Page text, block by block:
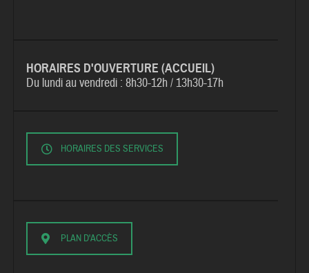
HORAIRES D'OUVERTURE (ACCUEIL)
Du lundi au vendredi :8h30-12h / 13h30-17h
HORAIRES DES SERVICES
PLAN D'ACCÈS